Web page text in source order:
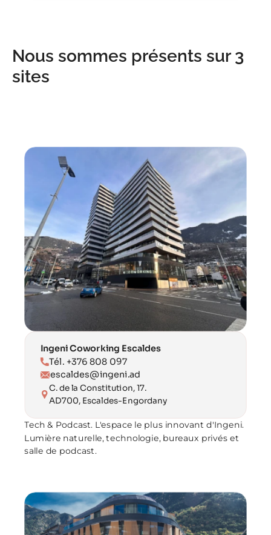
Nous sommes présents sur 3
sites
Ingeni Coworking Escaldes
Tél. +376 808 097
escaldes@ingeni.ad
C. de la Constitution, 17.
AD700, Escaldes-Engordany
Tech & Podcast. L'espace le plus innovant d'Ingeni.
Lumière naturelle, technologie, bureaux privés et
salle de podcast.